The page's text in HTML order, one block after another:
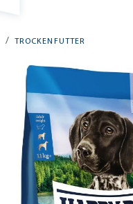
/ TROCKENFUTTER